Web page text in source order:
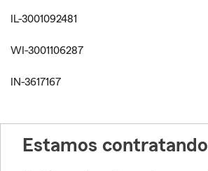
IL-3001092481
WI-3001106287
IN-3617167
Estamos contratando